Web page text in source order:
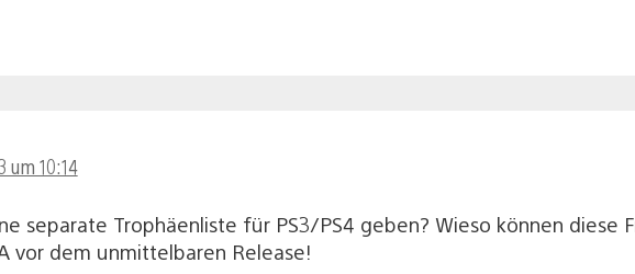
um 10:14
separate Trophäenliste für PS3/PS4 geben? Wieso können diese
vor dem unmittelbaren Release!